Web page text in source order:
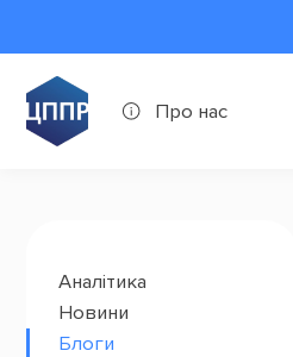
Про нас
Аналітика
Новини
Блоги